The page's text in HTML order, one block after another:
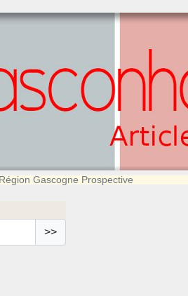
Région Gascogne Prospective
>>